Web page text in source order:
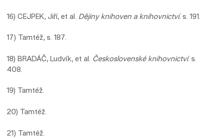
16) CEJPEK, Jiří, et al. Dějiny knihoven a knihovnictví.s. 191.
17) Tamtéž, s. 187.
18) BRADÁČ, Ludvík, et al. Československé knihovnictví. s.
408.
19) Tamtéž.
20) Tamtéž.
21) Tamtéž.